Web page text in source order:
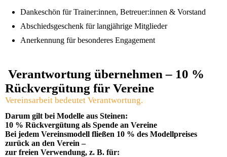
Dankeschön für Trainer:innen, Betreuer:innen & Vorstand
Abschiedsgeschenk für langjährige Mitglieder
Anerkennung für besonderes Engagement
Verantwortung übernehmen – 10 %
Rückvergütung für Vereine
Vereinsarbeit bedeutet Verantwortung.
Darum gilt bei Modelle aus Steinen:
10 % Rückvergütung als Spende an Vereine
Bei jedem Vereinsmodell fließen 10 % des Modellpreises
zurück an den Verein –
zur freien Verwendung, z. B. für: